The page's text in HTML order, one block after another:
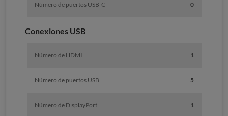
Número de puertos USB-C 0
Conexiones USB
Número de HDMI 1
Número de puertos USB 5
Número de DisplayPort 1